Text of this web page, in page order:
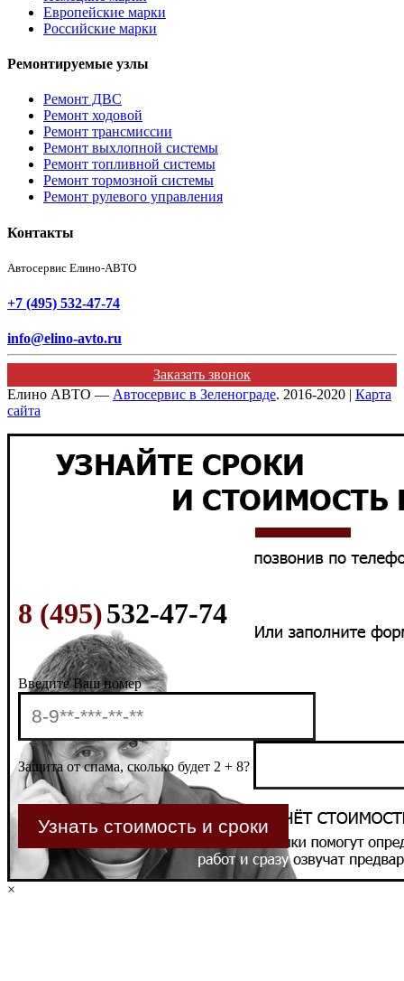
Европейские марки
Российские марки
Ремонтируемые узлы
Ремонт ДВС
Ремонт ходовой
Ремонт трансмиссии
Ремонт выхлопной системы
Ремонт топливной системы
Ремонт тормозной системы
Ремонт рулевого управления
Контакты
Автосервис Елино-АВТО
+7 (495) 532-47-74
info@elino-avto.ru
Заказать звонок
Елино АВТО — Автосервис в Зеленограде. 2016-2020 | Карта
сайта
8 (495)532-47-74
Введите Ваш номер
Защита от спама, сколько будет 2 + 8?
×